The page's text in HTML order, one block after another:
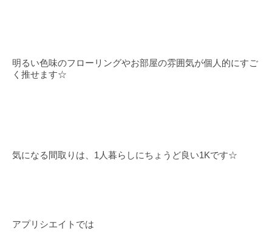
明るい色味のフローリングやお部屋の雰囲気が個人的にすご
く推せます☆
気になる間取りは、1人暮らしにちょうど良い1Kです☆
アプリシエイトでは